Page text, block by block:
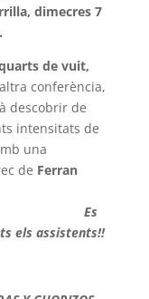
dimecres 7
de vuit,
conferència,
descobrir de
intensitats de
una
de Ferran
Es
els assistents!!